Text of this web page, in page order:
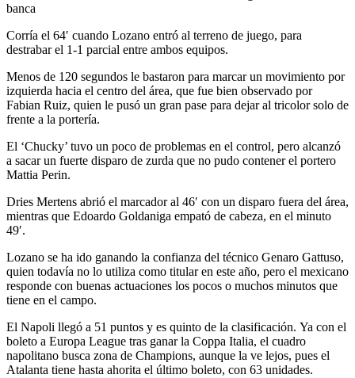
banca
Corría el 64′ cuando Lozano entró al terreno de juego, para
destrabar el 1-1 parcial entre ambos equipos.
Menos de 120 segundos le bastaron para marcar un movimiento por
izquierda hacia el centro del área, que fue bien observado por
Fabian Ruiz, quien le pusó un gran pase para dejar al tricolor solo de
frente a la portería.
El ‘Chucky’ tuvo un poco de problemas en el control, pero alcanzó
a sacar un fuerte disparo de zurda que no pudo contener el portero
Mattia Perin.
Dries Mertens abrió el marcador al 46′ con un disparo fuera del área,
mientras que Edoardo Goldaniga empató de cabeza, en el minuto
49′.
Lozano se ha ido ganando la confianza del técnico Genaro Gattuso,
quien todavía no lo utiliza como titular en este año, pero el mexicano
responde con buenas actuaciones los pocos o muchos minutos que
tiene en el campo.
El Napoli llegó a 51 puntos y es quinto de la clasificación. Ya con el
boleto a Europa League tras ganar la Coppa Italia, el cuadro
napolitano busca zona de Champions, aunque la ve lejos, pues el
Atalanta tiene hasta ahorita el último boleto, con 63 unidades.